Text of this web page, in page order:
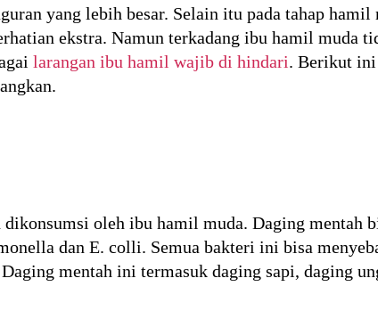
yang lebih besar. Selain itu pada tahap hamil
ekstra. Namun terkadang ibu hamil muda
larangan ibu hamil wajib di hindari. Berikut ini
oleh ibu hamil muda. Daging mentah
dan E. colli. Semua bakteri ini bisa
mentah ini termasuk daging sapi, daging